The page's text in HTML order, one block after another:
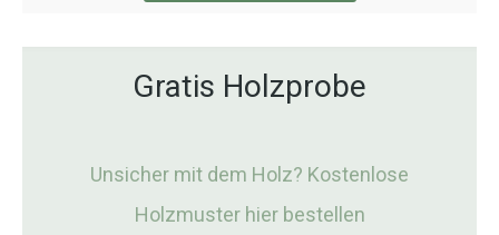
Gratis Holzprobe
Unsicher mit dem Holz? Kostenlose
Holzmuster hier bestellen